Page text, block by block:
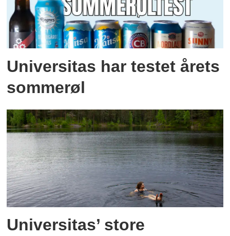
Universitas har testet årets
sommerøl
Universitas’ store